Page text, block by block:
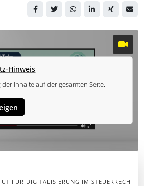
Hinweis
Inhalte auf der gesamten Seite.
FÜR DIGITALISIERUNG IM STEUERRECHT